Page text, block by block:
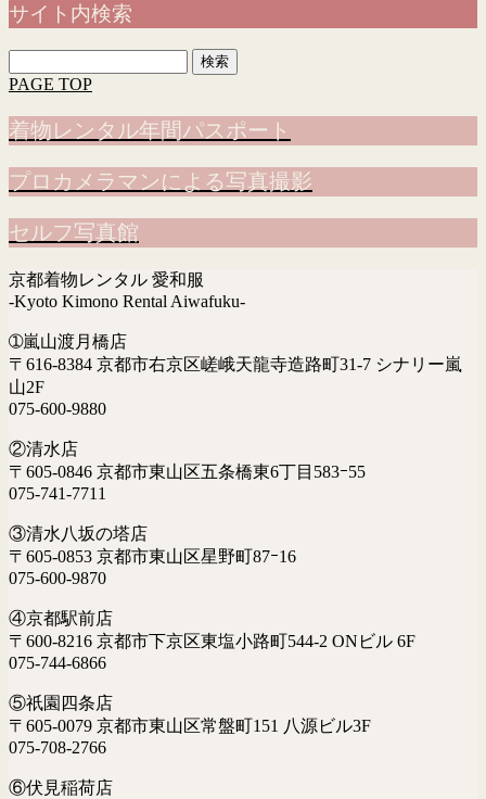
サイト内検索
索:
PAGE TOP
着物レンタル年間パスポート
プロカメラマンによる写真撮影
セルフ写真館
京都着物レンタル 愛和服
-Kyoto Kimono Rental Aiwafuku-
➀嵐山渡月橋店
〒616-8384 京都市右京区嵯峨天龍寺造路町31-7 シナリー嵐
山2F
075-600-9880
②清水店
〒605-0846 京都市東山区五条橋東6丁目583ｰ55
075-741-7711
③清水八坂の塔店
〒605-0853 京都市東山区星野町87ｰ16
075-600-9870
④京都駅前店
〒600-8216 京都市下京区東塩小路町544-2 ONビル 6F
075-744-6866
⑤祇園四条店
〒605-0079 京都市東山区常盤町151 八源ビル3F
075-708-2766
⑥伏見稲荷店